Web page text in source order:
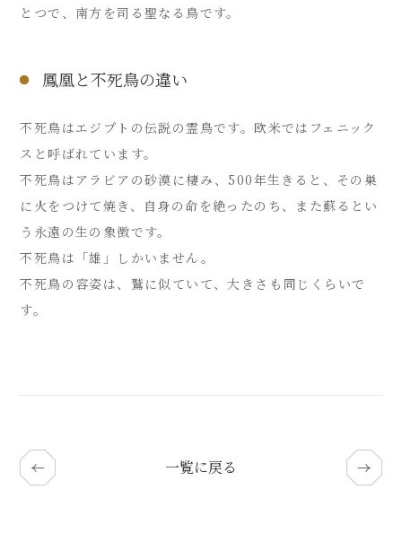
とつで、南方を司る聖なる鳥です。
鳳凰と不死鳥の違い
不死鳥はエジプトの伝説の霊鳥です。欧米ではフェニック
スと呼ばれています。
不死鳥はアラビアの砂漠に棲み、500年生きると、その巣
に火をつけて焼き、自身の命を絶ったのち、また蘇るとい
う永遠の生の象徴です。
不死鳥は「雄」しかいません。
不死鳥の容姿は、鷲に似ていて、大きさも同じくらいで
す。
一覧に戻る